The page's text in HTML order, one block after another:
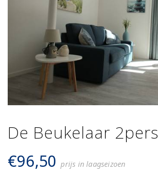
De Beukelaar 2pers
€96,50 prijs in laagseizoen